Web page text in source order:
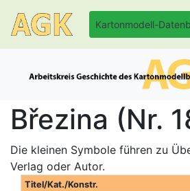
Kartonmodell-
Březina (Nr.
Die kleinen Symbole führen zu
Verlag oder Autor.
Titel/Kat./Konstr.